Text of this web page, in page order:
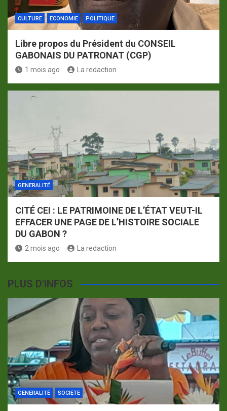
CULTURE ECONOMIE POLITIQUE
Libre propos du Président du CONSEIL
GABONAIS DU PATRONAT (CGP)
1 mois ago La redaction
GENERALITÉ
CITÉ CEI : LE PATRIMOINE DE L’ÉTAT VEUT-IL
EFFACER UNE PAGE DE L’HISTOIRE SOCIALE
DU GABON ?
2 mois ago La redaction
PLUS D'INFOS
GENERALITÉ SOCIETE